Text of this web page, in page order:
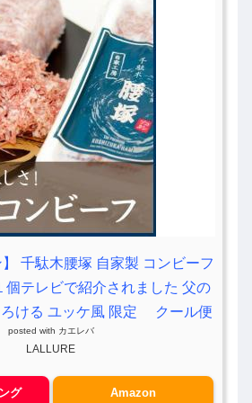
】 千駄木腰塚 自家製 コンビーフ
個テレビで紹介されました 父の
ろける ユッケ風 限定 クール便
posted with カエレバ
LALLURE
グ Amazon